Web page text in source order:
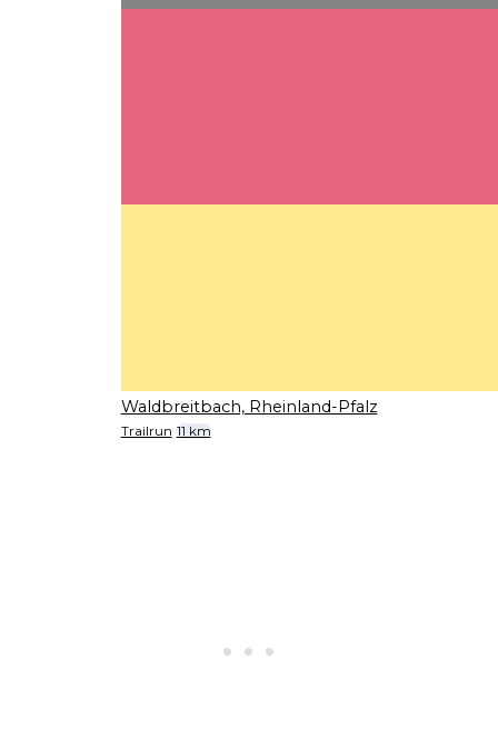
Waldbreitbach, Rheinland-Pfalz
Trailrun 11 km